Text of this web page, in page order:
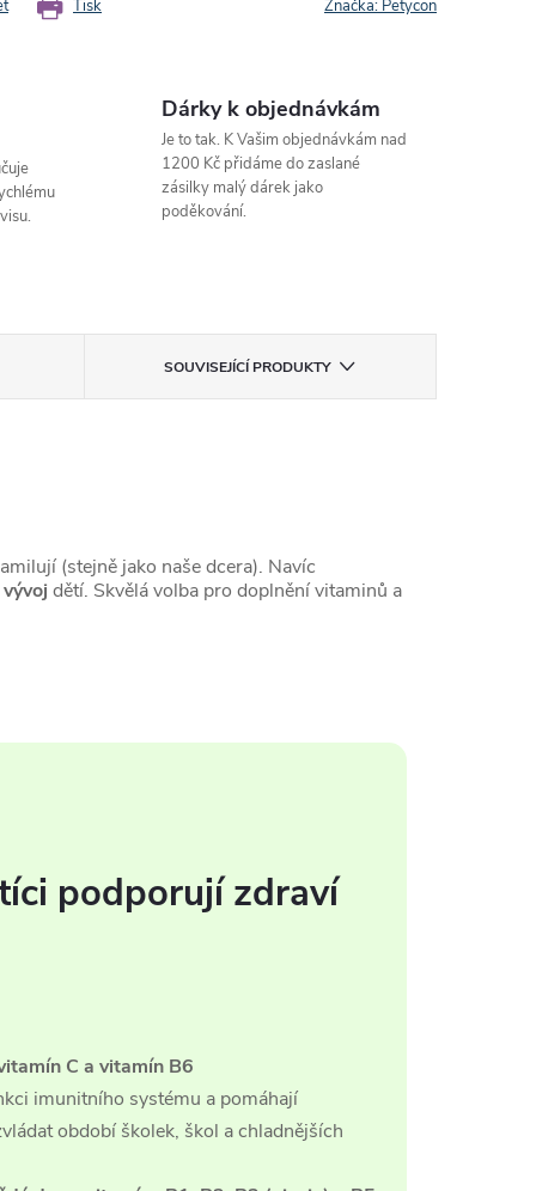
Tisk Značka: Petycon
Dárky k objednávkám
Je to tak. K Vašim objednávkám nad
1200 Kč přidáme do zaslané
zásilky malý dárek jako
poděkování.
SOUVISEJÍCÍ PRODUKTY
(stejně jako naše dcera). Navíc
dětí. Skvělá volba pro doplnění vitaminů a
podporují zdraví
C a vitamín B6
imunitního systému a pomáhají
období školek, škol a chladnějších